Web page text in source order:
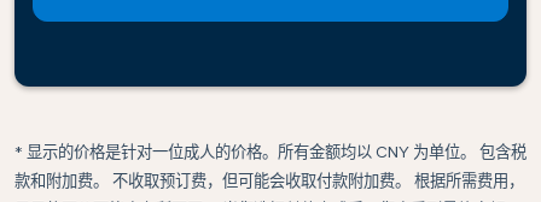
* 显示的价格是针对一位成人的价格。所有金额均以 CNY 为单位。 包含税
款和附加费。 不收取预订费，但可能会收取付款附加费。 根据所需费用，